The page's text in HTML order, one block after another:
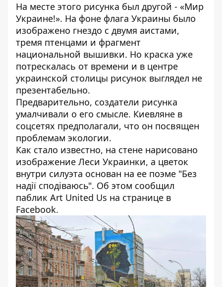
На месте этого рисунка был другой - «Мир
Украине!». На фоне флага Украины было
изображено гнездо с двумя аистами,
тремя птенцами и фрагмент
национальной вышивки. Но краска уже
потрескалась от времени и в центре
украинской столицы рисунок выглядел не
презентабельно.
Предварительно, создатели рисунка
умалчивали о его смысле. Киевляне в
соцсетях предполагали, что он посвящен
проблемам экологии.
Как стало известно, на стене нарисовано
изображение Леси Украинки, а цветок
внутри силуэта основан на ее поэме "Без
надії сподіваюсь". Об этом сообщил
паблик Art United Us на странице в
Facebook.